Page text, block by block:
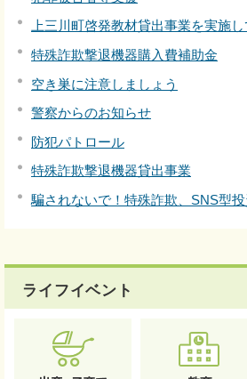
上三川町啓発教材貸出事業を実施
特殊詐欺撃退機器購入費補助金
空き巣に注意しましょう
警察からのお知らせ
防犯パトロール
特殊詐欺撃退機器貸出事業
騙されないで！特殊詐欺、SNS型投
ライフイベント